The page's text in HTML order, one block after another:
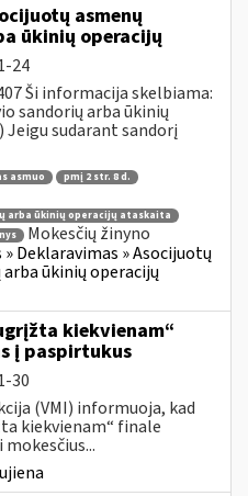
asmenų
ūkinių operacijų
24
Ši informacija skelbiama:
sandorių arba ūkinių
Jeigu sudarant sandorį
asmuo
pmį 2 str. 8 d.
arba ūkinių operacijų ataskaita
Mokesčių žinyno
Deklaravimas » Asocijuotų
ūkinių operacijų
kiekvienam“
į paspirtukus
30
(VMI) informuoja, kad
kiekvienam“ finale